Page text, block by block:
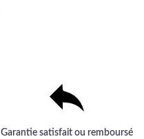
Garantie satisfait ou remboursé